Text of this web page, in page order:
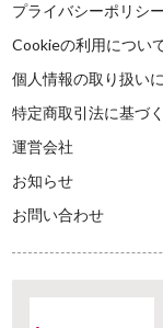
プライバシーポリシー
Cookieの利用につい
個人情報の取り扱い
特定商取引法に基づ
運営会社
お知らせ
お問い合わせ